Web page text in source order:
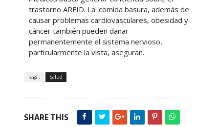
trastorno ARFID. La 'comida basura, además de
causar problemas cardiovasculares, obesidad y
cáncer también pueden dañar
permanentemente el sistema nervioso,
particularmente la vista, aseguran.
Tags : Salud
SHARE THIS